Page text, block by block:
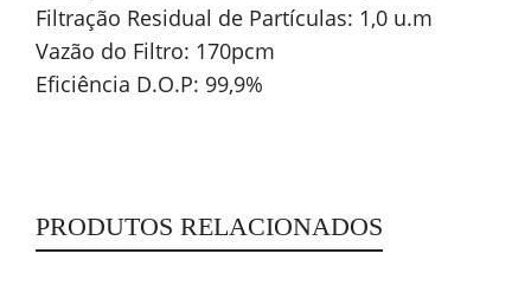
Filtração Residual de Partículas: 1,0 u.m
Vazão do Filtro: 170pcm
Eficiência D.O.P: 99,9%
PRODUTOS RELACIONADOS